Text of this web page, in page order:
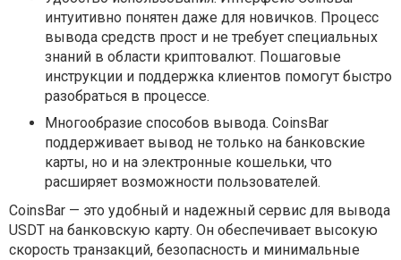
интуитивно понятен даже для новичков. Процесс
вывода средств прост и не требует специальных
знаний в области криптовалют. Пошаговые
инструкции и поддержка клиентов помогут быстро
разобраться в процессе.
Многообразие способов вывода. CoinsBar
поддерживает вывод не только на банковские
карты, но и на электронные кошельки, что
расширяет возможности пользователей.
CoinsBar — это удобный и надежный сервис для вывода
USDT на банковскую карту. Он обеспечивает высокую
скорость транзакций, безопасность и минимальные